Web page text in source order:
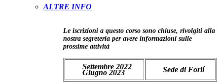
ALTRE INFO
Le iscrizioni a questo corso sono chiuse, rivolgiti alla
nostra segreteria per avere informazioni sulle
prossime attività
Settembre 2022
Giugno 2023 Sede di Forlí